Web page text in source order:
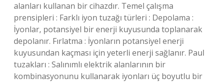
alanları kullanan bir cihazdır. Temel çalışma
prensipleri : Farklı iyon tuzağı türleri : Depolama :
İyonlar, potansiyel bir enerji kuyusunda toplanarak
depolanır. Fırlatma : İyonların potansiyel enerji
kuyusundan kaçması için yeterli enerji sağlanır. Paul
tuzakları : Salınımlı elektrik alanlarının bir
kombinasyonunu kullanarak iyonları üç boyutlu bir